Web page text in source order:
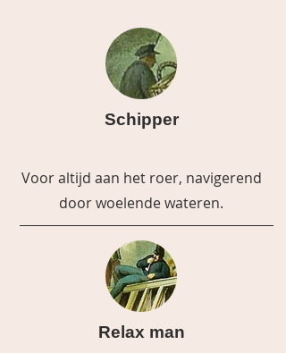
Schipper
Voor altijd aan het roer, navigerend
door woelende wateren.
Relax man